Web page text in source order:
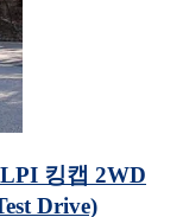
킹캡 2WD
Drive)